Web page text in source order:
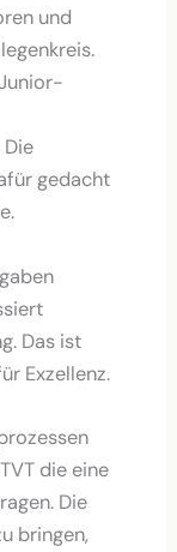
und
gedacht
Das ist
Exzellenz.
die eine
Die
bringen,